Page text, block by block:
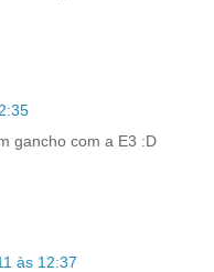
gancho com a E3 :D
às 12:37